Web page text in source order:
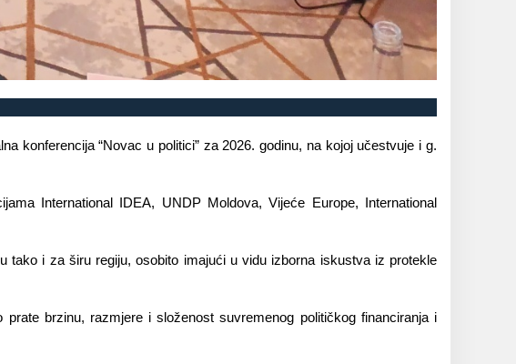
konferencija “Novac u politici” za 2026. godinu, na kojoj učestvuje i g.
International IDEA, UNDP Moldova, Vijeće Europe, International
tako i za širu regiju, osobito imajući u vidu izborna iskustva iz protekle
brzinu, razmjere i složenost suvremenog političkog financiranja i